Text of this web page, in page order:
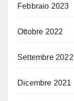
Febbraio 2023
Ottobre 2022
Settembre 2022
Dicembre 2021